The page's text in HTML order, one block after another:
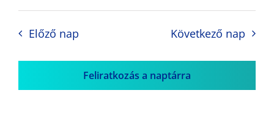
Előző nap Következő nap
Feliratkozás a naptárra